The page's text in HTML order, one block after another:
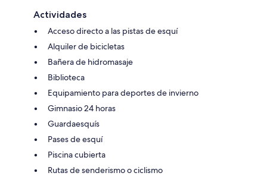
Actividades
Acceso directo a las pistas de esquí
Alquiler de bicicletas
Bañera de hidromasaje
Biblioteca
Equipamiento para deportes de invierno
Gimnasio 24 horas
Guardaesquís
Pases de esquí
Piscina cubierta
Rutas de senderismo o ciclismo